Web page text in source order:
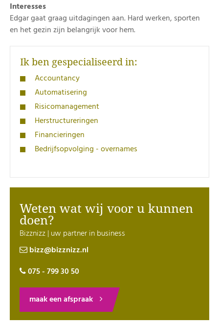
Interesses
Edgar gaat graag uitdagingen aan. Hard werken, sporten
en het gezin zijn belangrijk voor hem.
Ik ben gespecialiseerd in:
Accountancy
Automatisering
Risicomanagement
Herstructureringen
Financieringen
Bedrijfsopvolging - overnames
Weten wat wij voor u kunnen
doen?
Bizznizz | uw partner in business
bizz@bizznizz.nl
075 - 799 30 50
maak een afspraak